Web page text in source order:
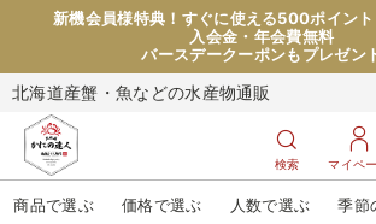
新機会員様特典！すぐに使える500ポイント
入会金・年会費無料
バースデークーポンもプレゼン
北海道産蟹・魚などの水産物通販
検索 マイペ
商品で選ぶ 価格で選ぶ 人数で選ぶ 季節